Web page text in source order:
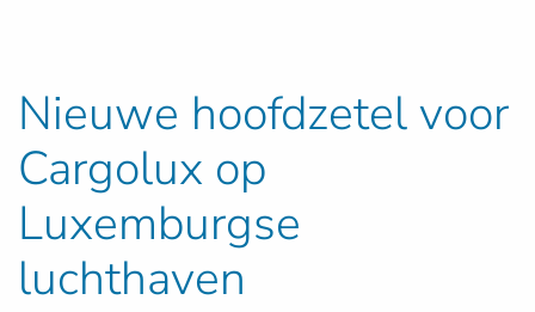
Nieuwe hoofdzetel voor
Cargolux op
Luxemburgse
luchthaven